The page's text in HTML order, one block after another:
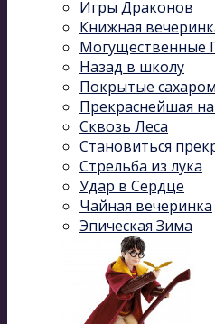
Игры Драконов
Книжная
Могущественные
Назад в школу
Покрытые сахаром
Прекраснейшая
Сквозь Леса
Становиться
Стрельба из лука
Удар в Сердце
Чайная вечеринка
Эпическая Зима